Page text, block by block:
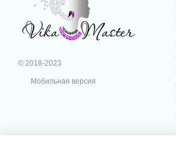
© 2018-2023
Мобильная версия